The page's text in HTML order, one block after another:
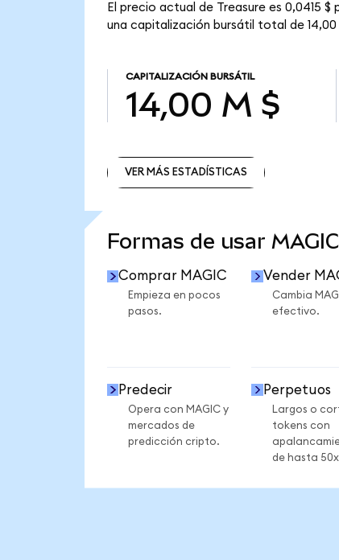
El precio actual de Treasure es 0,0415
una capitalización bursátil total de 14,00
CAPITALIZACIÓN BURSÁTIL
14,00 M $
VER MÁS ESTADÍSTICAS
Formas de usar
Comprar MAGIC
Empieza en pocos
pasos.
Vender
Cambia
efectivo.
Predecir
Opera con MAGIC y
mercados de
predicción cripto.
Perpetuos
Largos o
tokens con
de hasta